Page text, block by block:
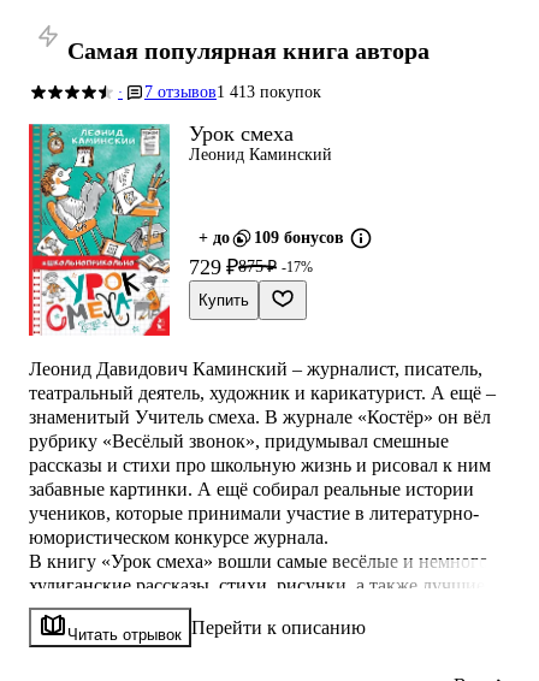
Самая популярная книга автора
· 7 отзывов1 413 покупок
Урок смеха
Леонид Каминский
+ до 109 бонусов
729 ₽875 ₽ -17%
Купить
Леонид Давидович Каминский – журналист, писатель,
театральный деятель, художник и карикатурист. А ещё –
знаменитый Учитель смеха. В журнале «Костёр» он вёл
рубрику «Весёлый звонок», придумывал смешные
рассказы и стихи про школьную жизнь и рисовал к ним
забавные картинки. А ещё собирал реальные истории
учеников, которые принимали участие в литературно-
юмористическом конкурсе журнала.
В книгу «Урок смеха» вошли самые весёлые и немного
хулиганские рассказы, стихи, рисунки, а также лучшие
истории конкурса «И все засмеялись!».
Издание к 90-летию Леонида Давидовича Каминского.
Читать отрывок Перейти к описанию